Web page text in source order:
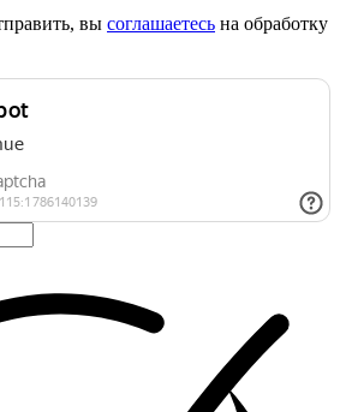
вы соглашаетесь на обработку